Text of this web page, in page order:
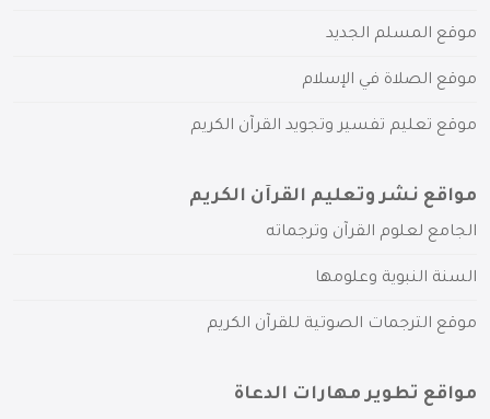
موقع المسلم الجديد
موقع الصلاة في الإسلام
موقع تعليم تفسير وتجويد القرآن الكريم
مواقع نشر وتعليم القرآن الكريم
الجامع لعلوم القرآن وترجماته
السنة النبوية وعلومها
موقع الترجمات الصوتية للقرآن الكريم
مواقع تطوير مهارات الدعاة